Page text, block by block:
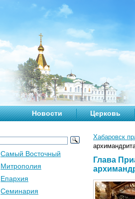
Новости Церковь
Хабаровск
Глава
Самый Восточный
Митрополия
Епархия
Семинария